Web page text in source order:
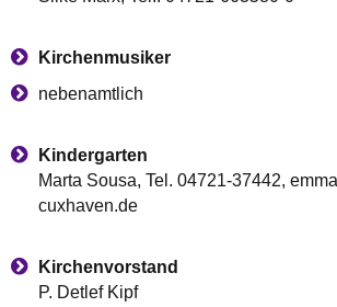
Kirchenmusiker
nebenamtlich
Kindergarten
Marta Sousa, Tel. 04721-37442,
cuxhaven.de
Kirchenvorstand
P. Detlef Kipf